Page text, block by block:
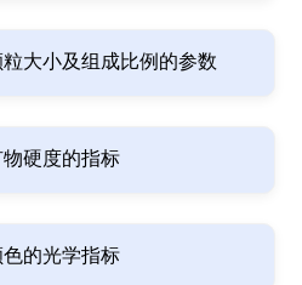
大小及组成比例的参数
硬度的指标
的光学指标